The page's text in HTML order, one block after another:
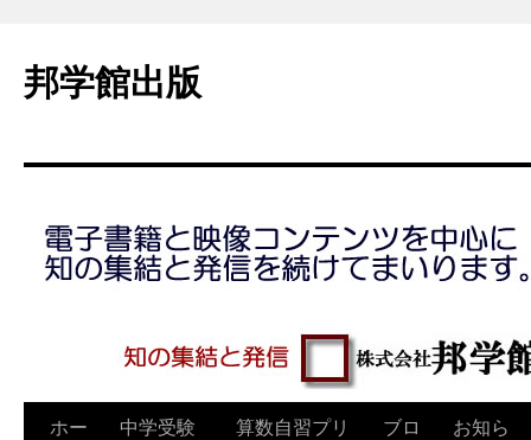
テ
ン
ス
邦学館出版
ホー
中学受験
算数自習プリ
ブロ
お知ら